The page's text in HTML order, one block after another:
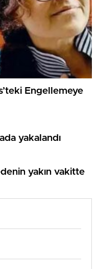
Engellemeye
yakalandı
yakın vakitte